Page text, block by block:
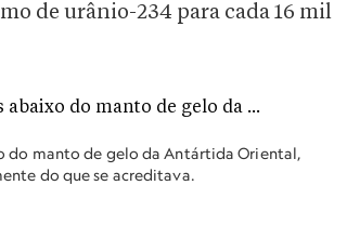
de urânio-234 para cada 16 mil
do manto de gelo da Antártida Oriental,
do que se acreditava.